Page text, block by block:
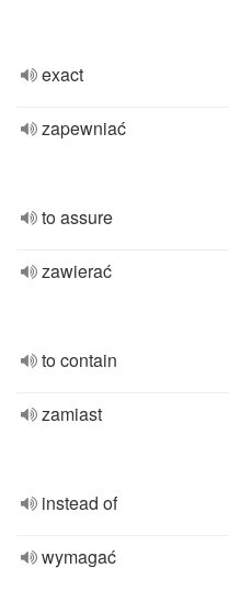
exact
zapewniać
to assure
zawierać
to contain
zamiast
instead of
wymagać